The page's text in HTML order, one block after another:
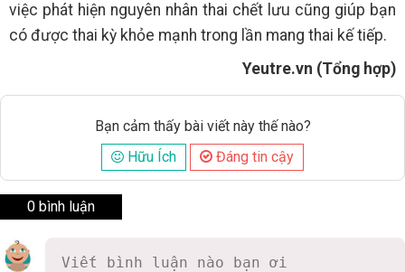
việc phát hiện nguyên nhân thai chết lưu cũng giúp bạn
có được thai kỳ khỏe mạnh trong lần mang thai kế tiếp.
Yeutre.vn (Tổng hợp)
Bạn cảm thấy bài viết này thế nào?
Hữu Ích
Đáng tin cậy
0 bình luận